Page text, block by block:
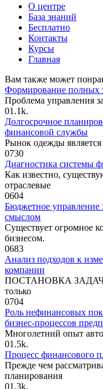
О центре
База знаний
Бесплатно
Контакты
Курсы
Главная
Вам также может
Формирование полных
Проблема управления
01.1k.
Долгосрочное
финансовой службы
Рынок одежды
0730
Диагностика системы
Как известно,
отраслевые
0604
Бюджетное управление
смыслом
Существует огромное
бизнесом.
0683
Анализ подходов к
компании
ПОСТАНОВКА ЗАДАЧИ
только
0704
Роль нефинансовых
бизнес-процессов
Многолетний опыт
01.5k.
Процесс финансового
Прежде чем
планирования
01.3k.